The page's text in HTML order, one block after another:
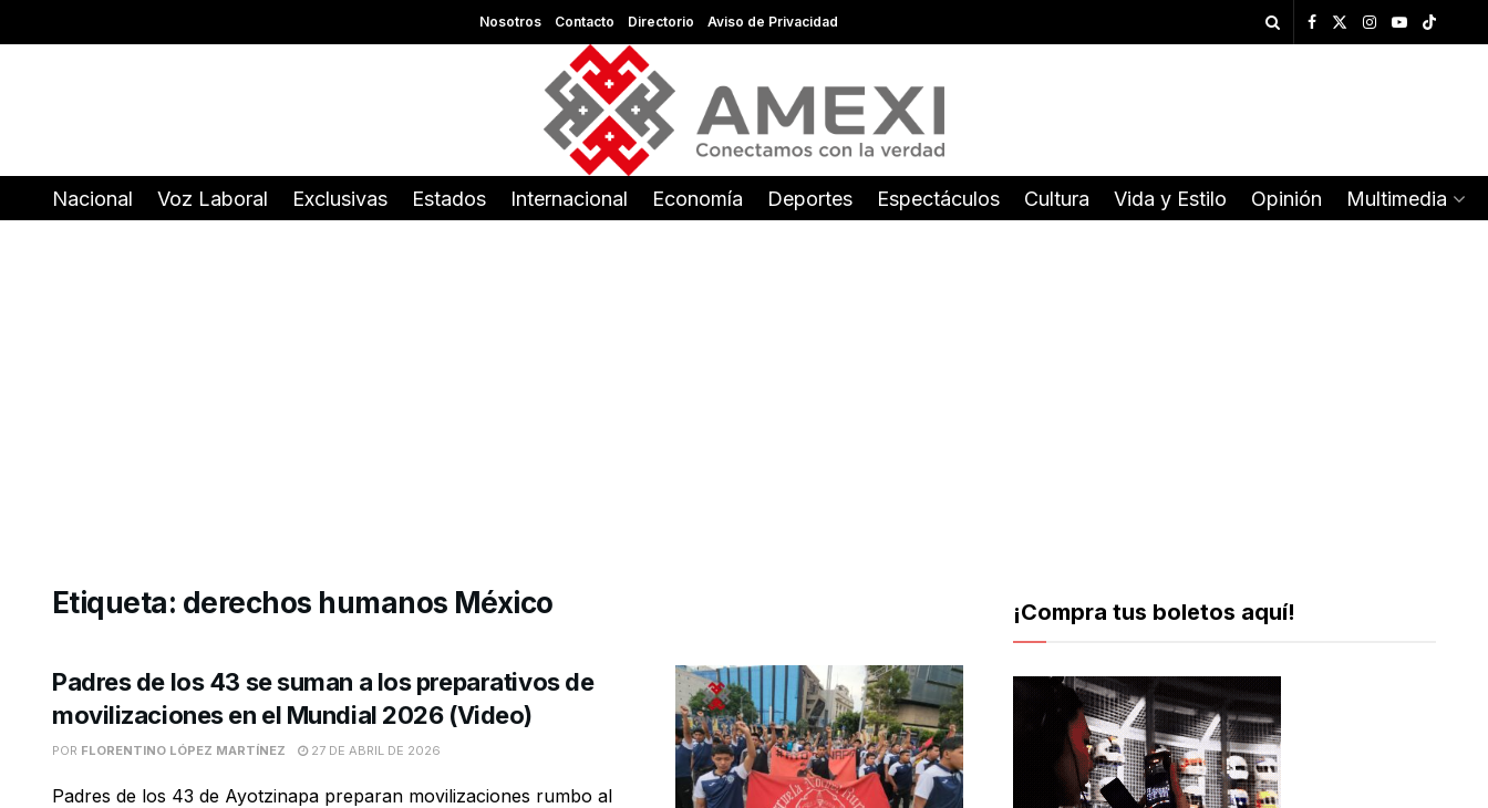
Nosotros Contacto Directorio Aviso de Privacidad
Nacional Voz Laboral Exclusivas Estados Internacional Economía Deportes Espectáculos Cultura Vida y Estilo Opinión Multimedia
Etiqueta: derechos humanos México
Padres de los 43 se suman a los preparativos de
movilizaciones en el Mundial 2026 (Video)
POR FLORENTINO LÓPEZ MARTÍNEZ 27 DE ABRIL DE 2026
Padres de los 43 de Ayotzinapa preparan movilizaciones rumbo al
¡Compra tus boletos aquí!